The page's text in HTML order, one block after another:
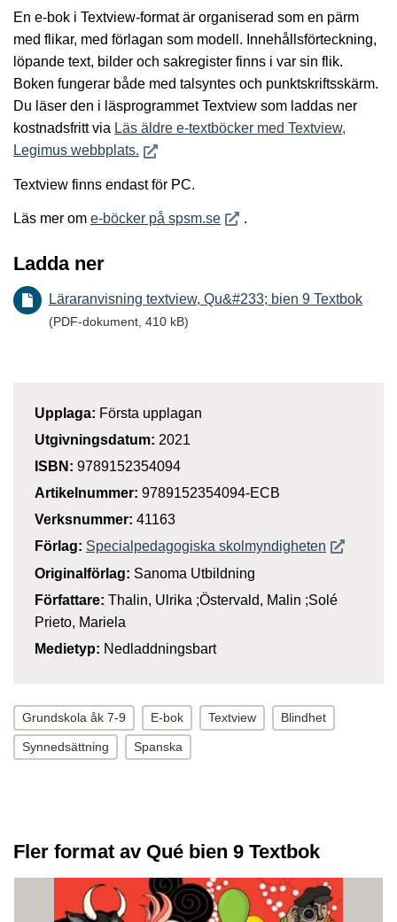
En e-bok i Textview-format är organiserad som en pärm
med flikar, med förlagan som modell. Innehållsförteckning,
löpande text, bilder och sakregister finns i var sin flik.
Boken fungerar både med talsyntes och punktskriftsskärm.
Du läser den i läsprogrammet Textview som laddas ner
kostnadsfritt via Läs äldre e-textböcker med Textview,
Legimus webbplats. Öppnas i nytt fönster
Textview finns endast för PC.
Läs mer om e-böcker på spsm.seÖppnas i nytt fönster
.
Ladda ner
Läraranvisning textview, Qu&#233; bien 9 Textbok
(PDF-dokument, 410 kB)
Upplaga: Första upplagan
Utgivningsdatum: 2021
ISBN: 9789152354094
Artikelnummer: 9789152354094-ECB
Verksnummer: 41163
Förlag: Specialpedagogiska skolmyndigheten Öppnas i
Originalförlag: Sanoma Utbildning
Författare: Thalin, Ulrika ;Östervald, Malin ;Solé
Prieto, Mariela
Medietyp: Nedladdningsbart
Grundskola åk 7-9 E-bok Textview Blindhet
Synnedsättning Spanska
Fler format av Qué bien 9 Textbok